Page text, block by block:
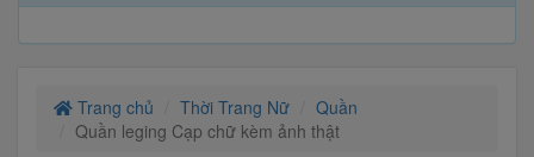
Trang chủ Thời Trang Nữ
Quần
Quần leging Cạp chữ kèm ảnh thật